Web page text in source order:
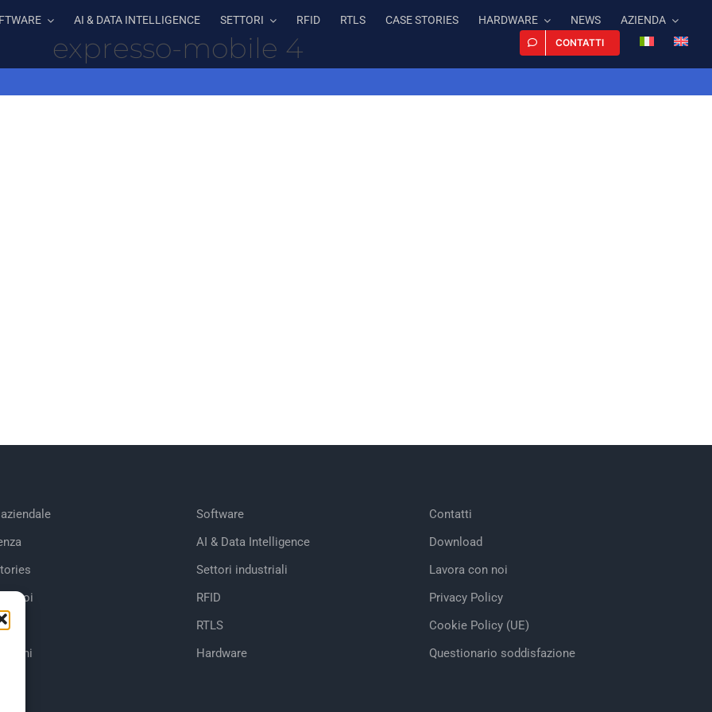
AI & DATA INTELLIGENCE SETTORI RFID RTLS CASE STORIES HARDWARE NEWS AZIENDA
CONTATTI
expresso-mobile 4
di noi
Software
AI & Data Intelligence
Settori industriali
RFID
RTLS
Hardware
Contatti
Download
Lavora con noi
Privacy Policy
Cookie Policy (UE)
Questionario soddisfazione